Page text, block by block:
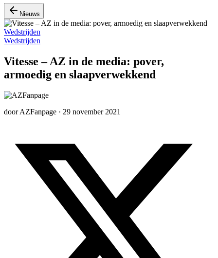
Nieuws
Wedstrijden
Wedstrijden
Vitesse – AZ in de media: pover,
armoedig en slaapverwekkend
door AZFanpage · 29 november 2021